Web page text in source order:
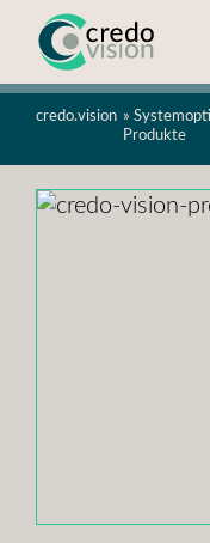
Agentur für
Leistungen
credo.vision
Produkte